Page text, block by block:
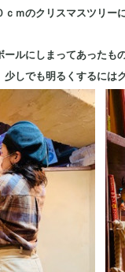
ｍのクリスマスツリ
ルにしまってあったも
しでも明るくするには